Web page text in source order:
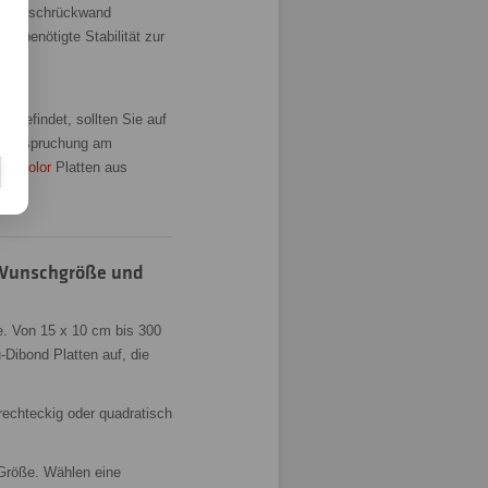
Duschrückwand
benötigte Stabilität zur
befindet, sollten Sie auf
am
Platten aus
und
Von 15 x 10 cm bis 300
Platten auf, die
oder quadratisch
Wählen eine